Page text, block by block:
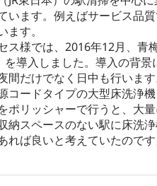
います。例えばサービス品
す。
ス様では、2016年12月、青
を導入しました。導入の背
間だけでなく日中も行いま
コードタイプの大型床洗浄
ポリッシャーで行うと、大
納スペースのない駅に床洗
れば良いと考えていたのです